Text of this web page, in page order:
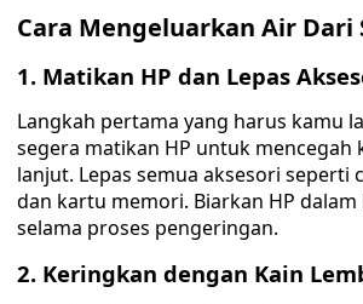
Cara Mengeluarkan Air Dari
1. Matikan HP dan Lepas
Langkah pertama yang harus kamu
segera matikan HP untuk mencegah
lanjut. Lepas semua aksesori seperti
dan kartu memori. Biarkan HP
selama proses pengeringan.
2. Keringkan dengan Kain